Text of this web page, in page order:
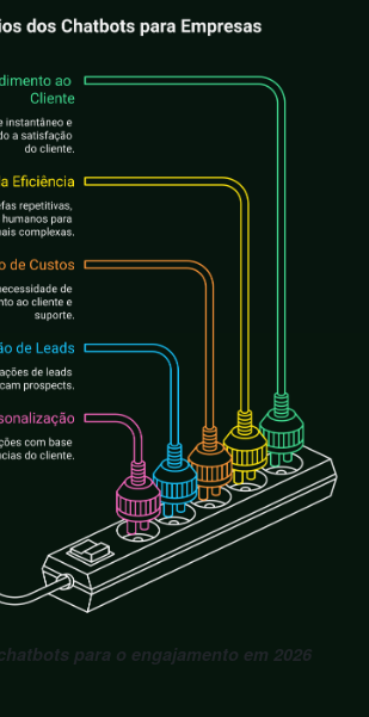
para o engajamento em 2026